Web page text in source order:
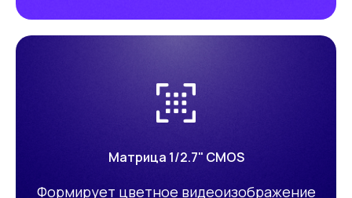
Матрица 1/2.7" CMOS
Формирует цветное видеоизображение